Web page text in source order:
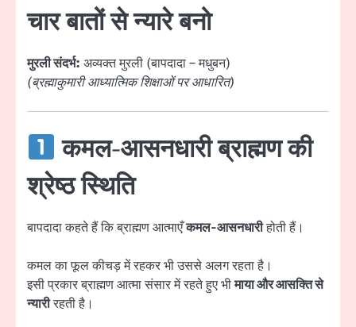
चार बातों से न्यारे बनो
मुरली संदर्भ: अव्यक्त मुरली (बापदादा – मधुबन)
(ब्रह्माकुमारी आध्यात्मिक शिक्षाओं पर आधारित)
कमल-आसनधारी ब्राह्मण की
श्रेष्ठ स्थिति
बापदादा कहते हैं कि ब्राह्मण आत्माएँकमल-आसनधारीहोती हैं।
कमल का फूल कीचड़ में रहकर भी उससे अलग रहता है।
इसी प्रकार ब्राह्मण आत्मा संसार में रहते हुए भीमाया और आसक्ति से
न्यारीरहती है।